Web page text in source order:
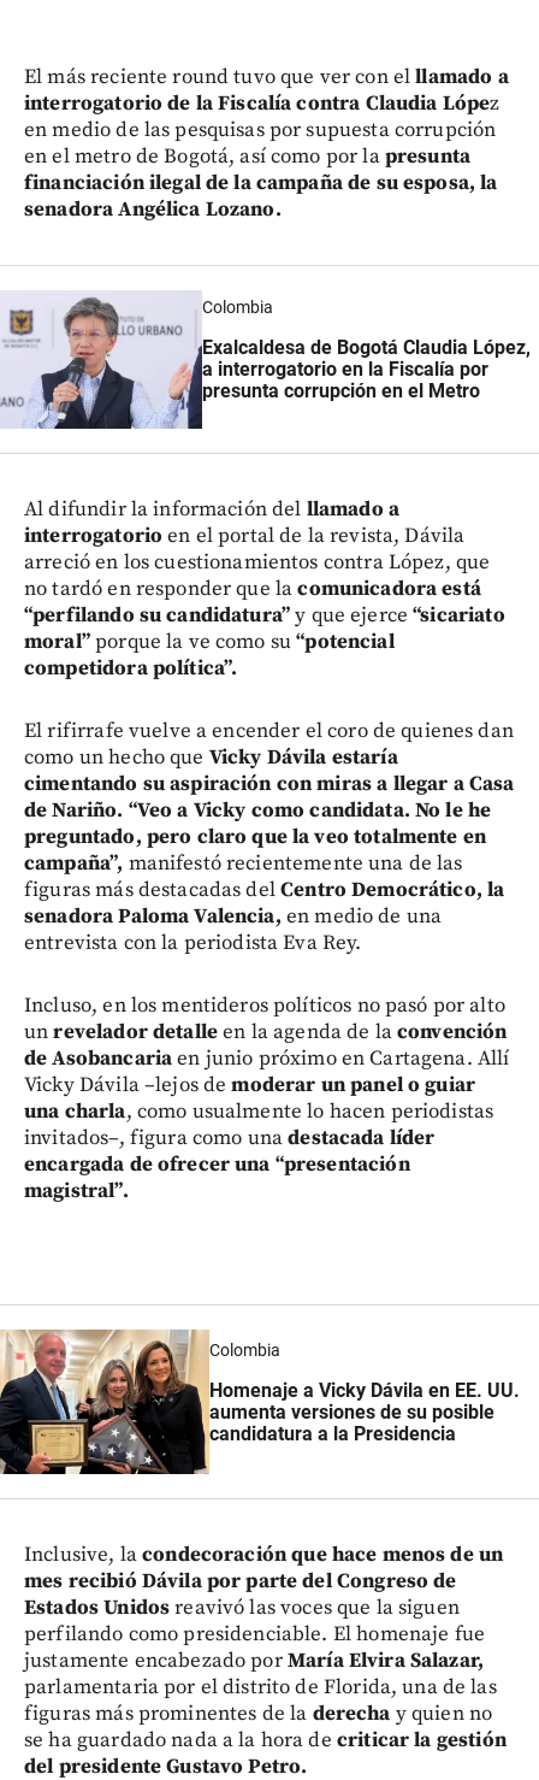
El más reciente round tuvo que ver con elllamado a
interrogatorio de la Fiscalía contra Claudia López
en medio de las pesquisas por supuesta corrupción
en el metro de Bogotá, así como por lapresunta
financiación ilegal de la campaña de su esposa, la
senadora Angélica Lozano.
Colombia
Exalcaldesa de Bogotá Claudia López,
a interrogatorio en la Fiscalía por
presunta corrupción en el Metro
Al difundir la información del llamado a
interrogatorio en el portal de la revista, Dávila
arreció en los cuestionamientos contra López, que
no tardó en responder que lacomunicadora está
“perfilando su candidatura”y que ejerce “sicariato
moral”porque la ve como su“potencial
competidora política”.
El rifirrafe vuelve a encender el coro de quienes dan
como un hecho que Vicky Dávila estaría
cimentando su aspiración con miras a llegar a Casa
de Nariño. “Veo a Vicky como candidata. No le he
preguntado, pero claro que la veo totalmente en
campaña”, manifestó recientemente una de las
figuras más destacadas delCentro Democrático, la
senadora Paloma Valencia, en medio de una
entrevista con la periodista Eva Rey.
Incluso, en los mentideros políticos no pasó por alto
unrevelador detalleen la agenda de laconvención
de Asobancariaen junio próximo en Cartagena. Allí
Vicky Dávila –lejos demoderar un panel o guiar
una charla, como usualmente lo hacen periodistas
invitados–, figura como unadestacada líder
encargada de ofrecer una “presentación
magistral”.
Colombia
Homenaje a Vicky Dávila en EE. UU.
aumenta versiones de su posible
candidatura a la Presidencia
Inclusive, lacondecoración que hace menos de un
mes recibió Dávila por parte del Congreso de
Estados Unidosreavivó las voces que la siguen
perfilando como presidenciable. El homenaje fue
justamente encabezado porMaría Elvira Salazar,
parlamentaria por el distrito de Florida, una de las
figuras más prominentes de la derecha y quien no
se ha guardado nada a la hora de criticar la gestión
del presidente Gustavo Petro.